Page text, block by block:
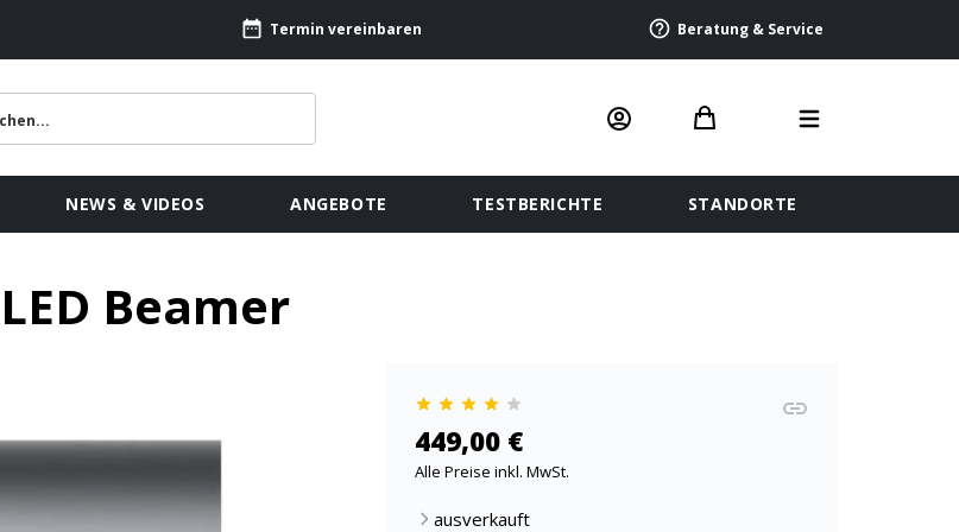
Termin vereinbaren Beratung & Service
NEWS & VIDEOS ANGEBOTE TESTBERICHTE STANDORTE
Beamer
449,00 €
Alle Preise inkl. MwSt.
ausverkauft